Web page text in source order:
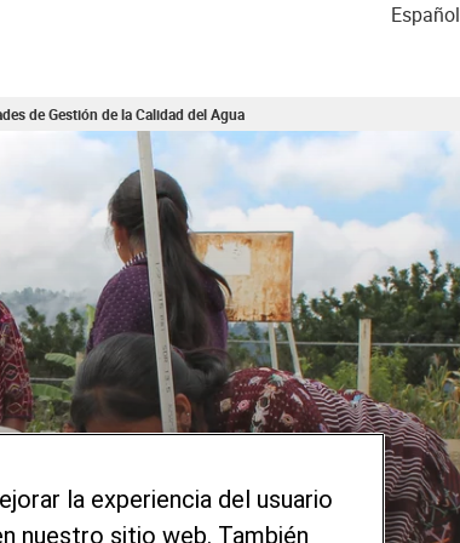
Español
de Gestión de la Calidad del Agua
la experiencia del usuario
nuestro sitio web. También